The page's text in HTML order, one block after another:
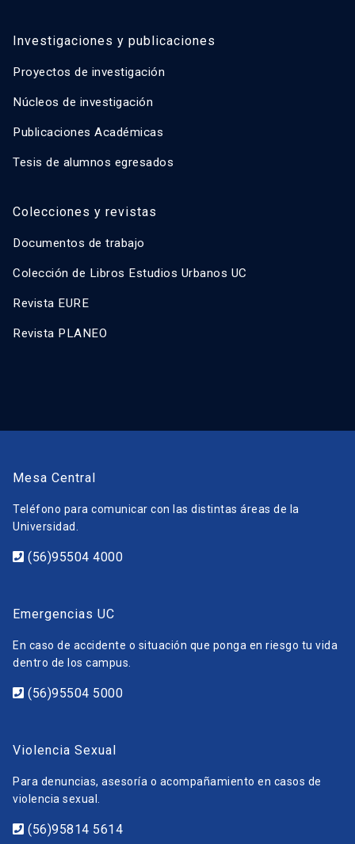
Investigaciones y publicaciones
Proyectos de investigación
Núcleos de investigación
Publicaciones Académicas
Tesis de alumnos egresados
Colecciones y revistas
Documentos de trabajo
Colección de Libros Estudios Urbanos UC
Revista EURE
Revista PLANEO
Mesa Central
Teléfono para comunicar con las distintas áreas de la
Universidad.
(56)95504 4000
Emergencias UC
En caso de accidente o situación que ponga en riesgo tu vida
dentro de los campus.
(56)95504 5000
Violencia Sexual
Para denuncias, asesoría o acompañamiento en casos de
violencia sexual.
(56)95814 5614